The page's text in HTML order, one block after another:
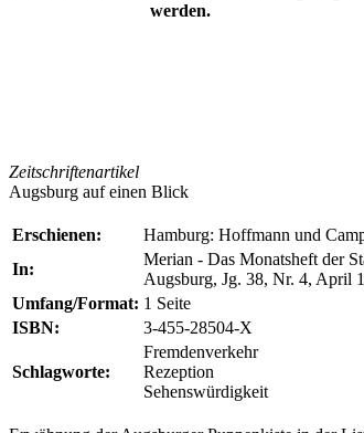
werden.
Zeitschriftenartikel
Augsburg auf einen Blick
Erschienen:
Hamburg: Hoffmann und
In:
Merian - Das Monatsheft der
Augsburg, Jg. 38, Nr. 4, April
Umfang/Format: 1 Seite
ISBN:
3-455-28504-X
Schlagworte:
Fremdenverkehr
Rezeption
Sehenswürdigkeit